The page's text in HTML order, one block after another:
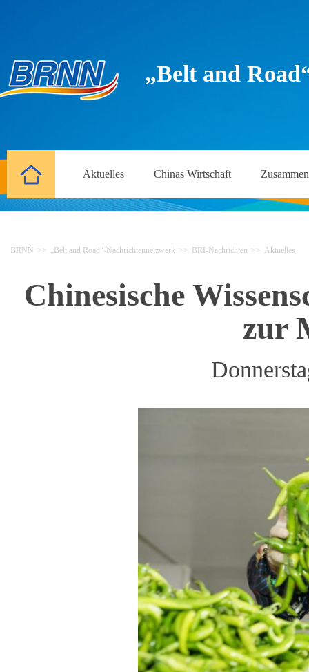
„Belt and
Aktuelles Chinas Wirtschaft
BRNN >> „Belt and Road“-Nachrichtennetzwerk >> BRI-Nachrichten >> Aktuelles
Chinesische
zur